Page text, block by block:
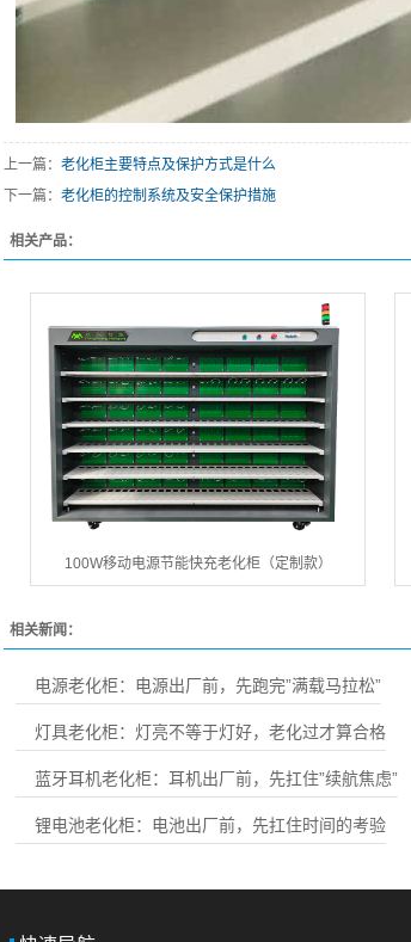
上一篇： 老化柜主要特点及保护方式是什么
下一篇： 老化柜的控制系统及安全保护措施
相关产品：
100W移动电源节能快充老化柜（定制款）
相关新闻：
电源老化柜：电源出厂前，先跑完”满载马拉松”
灯具老化柜：灯亮不等于灯好，老化过才算合格
蓝牙耳机老化柜：耳机出厂前，先扛住”续航焦虑”
锂电池老化柜：电池出厂前，先扛住时间的考验